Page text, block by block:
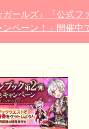
ガールズ』「公式フ
ペーン！」開催中